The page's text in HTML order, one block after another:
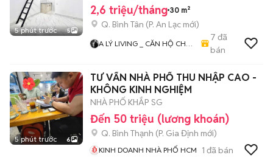
5 phút trước 5
2,6 triệu/tháng 30 m²
Q. Bình Tân (P. An Lạc mới)
A LÝ LIVING _ CĂN HỘ CHO
CHUNG CƯ - NHÀ Ở
7 đã
bán
5 phút trước 6
TƯ VẤN NHÀ PHỐ THU NHẬP CAO -
KHÔNG KINH NGHIỆM
NHÀ PHỐ KHẮP SG
Đến 50 triệu (lương khoán)
Q. Bình Thạnh (P. Gia Định mới)
KINH DOANH NHÀ PHỐ HCM 1 đã bán